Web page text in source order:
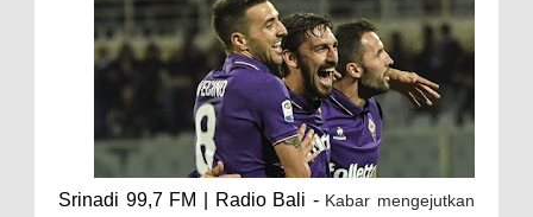
Srinadi 99,7 FM | Radio Bali - Kabar mengejutkan